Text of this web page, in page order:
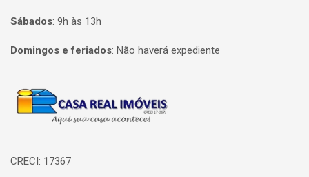
Sábados: 9h às 13h
Domingos e feriados: Não haverá expediente
Página inicial
CRECI: 17367